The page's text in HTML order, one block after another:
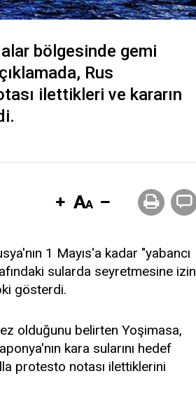
bölgesinde gemi
Rus
ilettikleri ve kararın
1 Mayıs'a kadar "yabancı
sularda seyretmesine izin
gösterdi.
olduğunu belirten Yoşimasa,
kara sularını hedef
protesto notası ilettiklerini